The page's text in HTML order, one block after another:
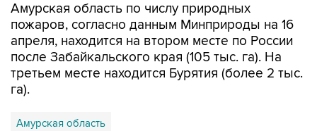
Амурская область по числу природных
пожаров, согласно данным Минприроды на 16
апреля, находится на втором месте по России
после Забайкальского края (105 тыс. га). На
третьем месте находится Бурятия (более 2 тыс.
га).
Амурская область